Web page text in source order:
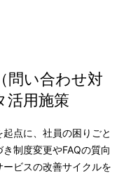
問い合わせ対
活用施策
点に、社員の困りごと
制度変更やFAQの質向
ービスの改善サイクルを